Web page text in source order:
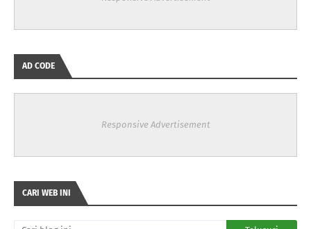
AD CODE
Responsive Advertisement
CARI WEB INI